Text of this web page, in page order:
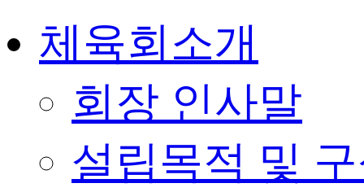
체육회소개
회장 인사말
설립목적 및